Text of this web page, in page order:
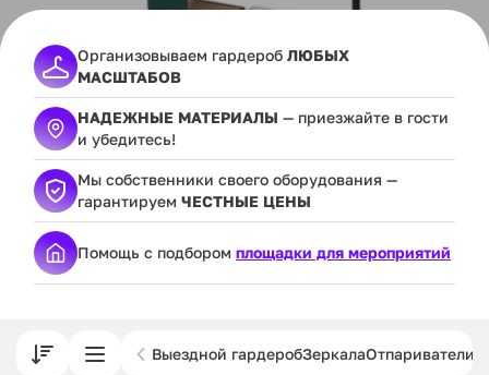
Организовываем гардероб ЛЮБЫХ
МАСШТАБОВ
НАДЕЖНЫЕ МАТЕРИАЛЫ — приезжайте в гости
и убедитесь!
Мы собственники своего оборудования —
гарантируем ЧЕСТНЫЕ ЦЕНЫ
Помощь с подбором площадки для мероприятий
Выездной гардеробЗеркалаОтпариватели